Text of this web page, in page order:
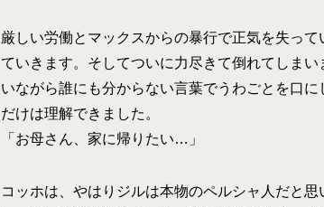
厳しい労働とマックスからの暴行で正気を失っ
ていきます。そしてついに力尽きて倒れてしま
いながら誰にも分からない言葉でうわごとを口
だけは理解できました。
「お母さん、家に帰りたい…」
コッホは、やはりジルは本物のペルシャ人だと